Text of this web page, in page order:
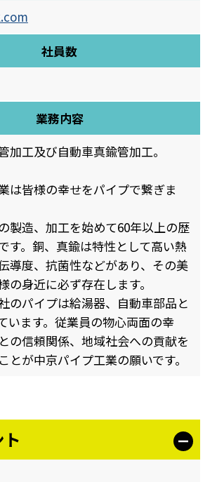
社員数
業務内容
加工及び自動車真鍮管加工。
は皆様の幸せをパイプで繋ぎま
製造、加工を始めて60年以上の歴
す。銅、真鍮は特性として高い熱
導度、抗菌性などがあり、その美
の身近に必ず存在します。
のパイプは給湯器、自動車部品と
います。従業員の物心両面の幸
の信頼関係、地域社会への貢献を
とが中京パイプ工業の願いです。